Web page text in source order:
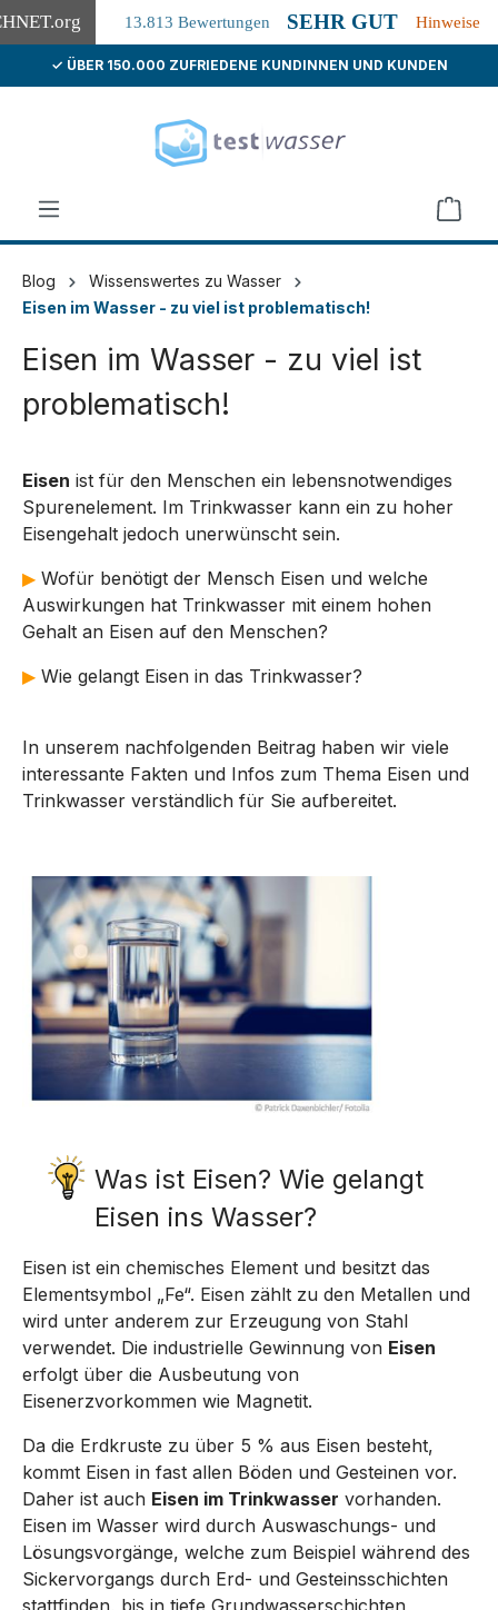
.org 13.813 Bewertungen SEHR GUT Hinweise
springen
✓ ÜBER 150.000 ZUFRIEDENE KUNDINNEN UND KUNDEN
Blog
Wissenswertes zu Wasser
Eisen im Wasser - zu viel ist problematisch!
Eisen im Wasser - zu viel ist
problematisch!
Eisen ist für den Menschen ein lebensnotwendiges
Spurenelement. Im Trinkwasser kann ein zu hoher
Eisengehalt jedoch unerwünscht sein.
▶ Wofür benötigt der Mensch Eisen und welche
Auswirkungen hat Trinkwasser mit einem hohen
Gehalt an Eisen auf den Menschen?
▶ Wie gelangt Eisen in das Trinkwasser?
In unserem nachfolgenden Beitrag haben wir viele
interessante Fakten und Infos zum Thema Eisen und
Trinkwasser verständlich für Sie aufbereitet.
Was ist Eisen? Wie gelangt
Eisen ins Wasser?
Eisen ist ein chemisches Element und besitzt das
Elementsymbol „Fe“. Eisen zählt zu den Metallen und
wird unter anderem zur Erzeugung von Stahl
verwendet. Die industrielle Gewinnung von Eisen
erfolgt über die Ausbeutung von
Eisenerzvorkommen wie Magnetit.
Da die Erdkruste zu über 5 % aus Eisen besteht,
kommt Eisen in fast allen Böden und Gesteinen vor.
Daher ist auch Eisen im Trinkwasser vorhanden.
Eisen im Wasser wird durch Auswaschungs- und
Lösungsvorgänge, welche zum Beispiel während des
Sickervorgangs durch Erd- und Gesteinsschichten
stattfinden, bis in tiefe Grundwasserschichten